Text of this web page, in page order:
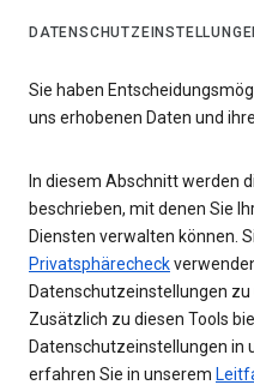
Sie haben
uns erhobenen Daten und
In diesem Abschnitt werden
beschrieben, mit denen Sie
Diensten verwalten können.
Privatsphärecheck
Datenschutzeinstellungen
Zusätzlich zu diesen Tools
Datenschutzeinstellungen in
erfahren Sie in unserem